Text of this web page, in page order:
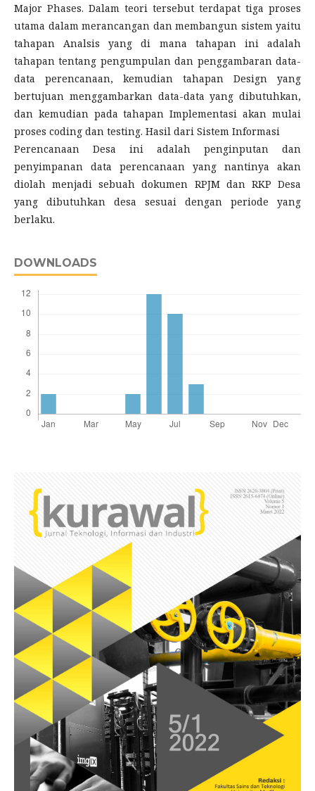
Major Phases. Dalam teori tersebut terdapat tiga proses
utama dalam merancangan dan membangun sistem yaitu
tahapan Analsis yang di mana tahapan ini adalah
tahapan tentang pengumpulan dan penggambaran data-
data perencanaan, kemudian tahapan Design yang
bertujuan menggambarkan data-data yang dibutuhkan,
dan kemudian pada tahapan Implementasi akan mulai
proses coding dan testing. Hasil dari Sistem Informasi
Perencanaan Desa ini adalah penginputan dan
penyimpanan data perencanaan yang nantinya akan
diolah menjadi sebuah dokumen RPJM dan RKP Desa
yang dibutuhkan desa sesuai dengan periode yang
berlaku.
DOWNLOADS